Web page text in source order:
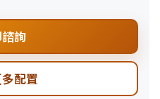
詢
配置